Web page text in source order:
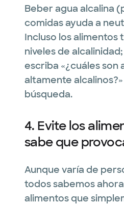
Beber agua alcalina
comidas ayuda a
Incluso los alimentos
niveles de
escriba «¿cuáles son
altamente
búsqueda.
4. Evite los
sabe que
Aunque varía de
todos sabemos
alimentos que